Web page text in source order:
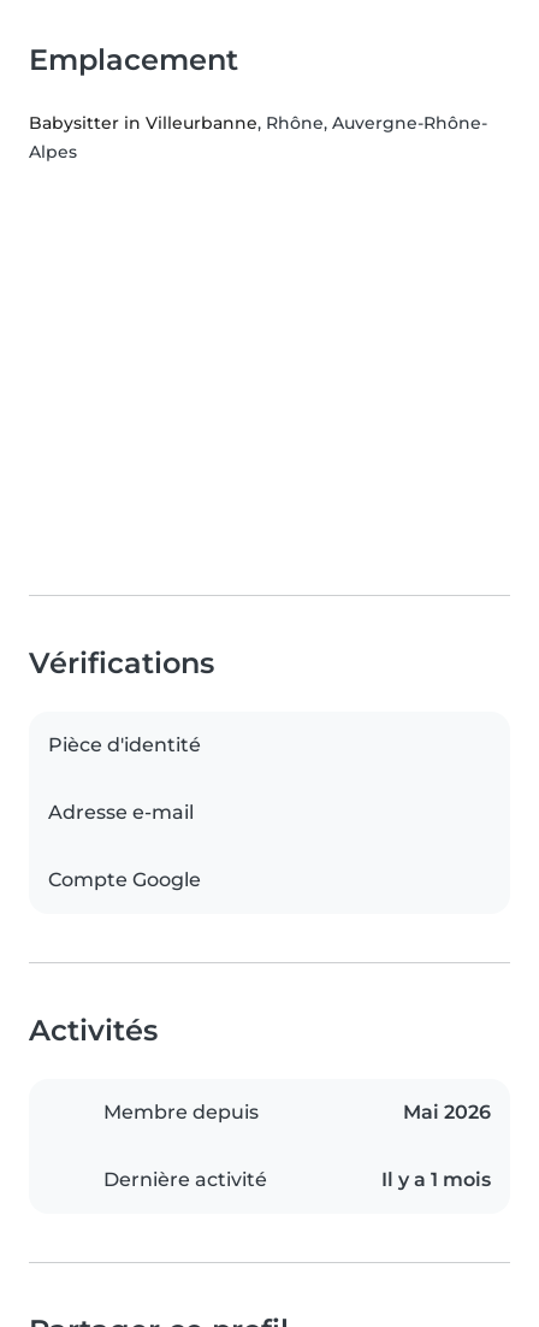
Emplacement
Babysitter in Villeurbanne, Rhône, Auvergne-Rhône-
Alpes
Vérifications
Pièce d'identité
Adresse e-mail
Compte Google
Activités
Membre depuis Mai 2026
Dernière activité Il y a 1 mois